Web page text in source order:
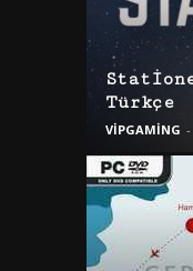
Türkçe
VİPGAMİNG -